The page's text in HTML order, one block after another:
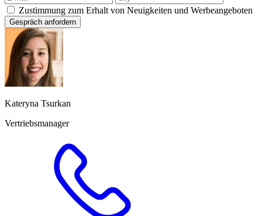
Zustimmung zum Erhalt von Neuigkeiten und Werbeangeboten
Gespräch anfordern
Kateryna Tsurkan
Vertriebsmanager